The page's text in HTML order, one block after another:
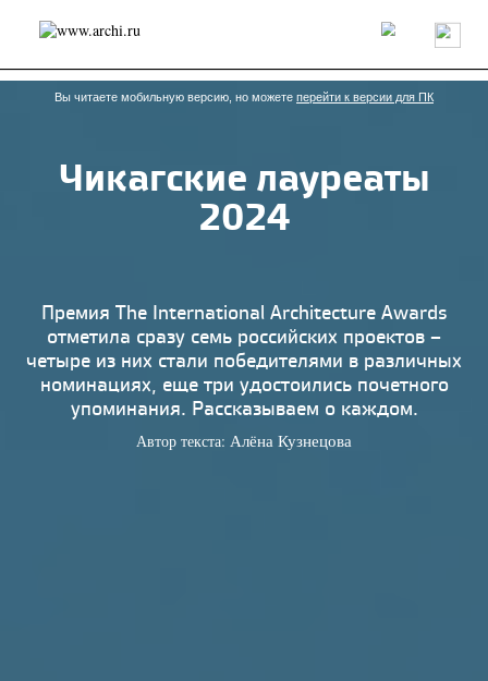
Россия Мир Технологии Интерьер Пресса
Архитекторы
Проекты
Конкурсы События Книги Вакансии
send.project Анонсы конкурсов
Блог
Исследование
Результаты конкурса
Книги
Наследие Образование
Урбанистика
Эко
Вы читаете мобильную версию, но можете перейти к версии для ПК
Чикагские лауреаты
2024
Премия The International Architecture Awards
отметила сразу семь российских проектов –
четыре из них стали победителями в различных
номинациях, еще три удостоились почетного
упоминания. Рассказываем о каждом.
Автор текста: Алёна Кузнецова